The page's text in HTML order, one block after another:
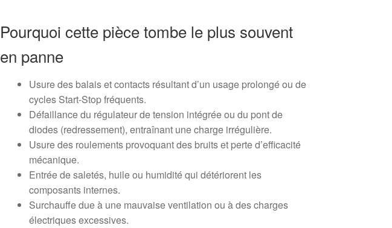
Pourquoi cette pièce tombe le plus souvent
en panne
Usure des balais et contacts résultant d’un usage prolongé ou de
cycles Start-Stop fréquents.
Défaillance du régulateur de tension intégrée ou du pont de
diodes (redressement), entraînant une charge irrégulière.
Usure des roulements provoquant des bruits et perte d’efficacité
mécanique.
Entrée de saletés, huile ou humidité qui détériorent les
composants internes.
Surchauffe due à une mauvaise ventilation ou à des charges
électriques excessives.